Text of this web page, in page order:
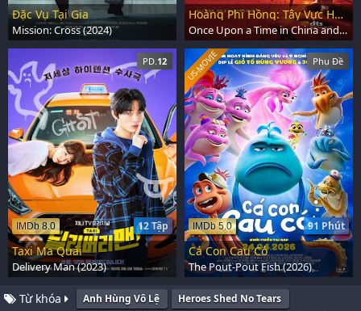
Đặc Vụ Tại Gia
Mission: Cross (2024)
Hoàng Phi Hồng: Tây Vực Hùng Sư
Once Upon a Time in China and America (1997)
PD.12
12 Tập
IMDb 8.0
Taxi Ma Quái
Delivery Man (2023)
Phụ Đề
91 Phút
IMDb 5.0
US-MOVIE
Cá Con Cau Có
The Pout-Pout Fish (2026)
Từ khóa Anh Hùng Vô Lệ Heroes Shed No Tears